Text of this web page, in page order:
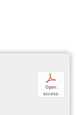
p
Open
access